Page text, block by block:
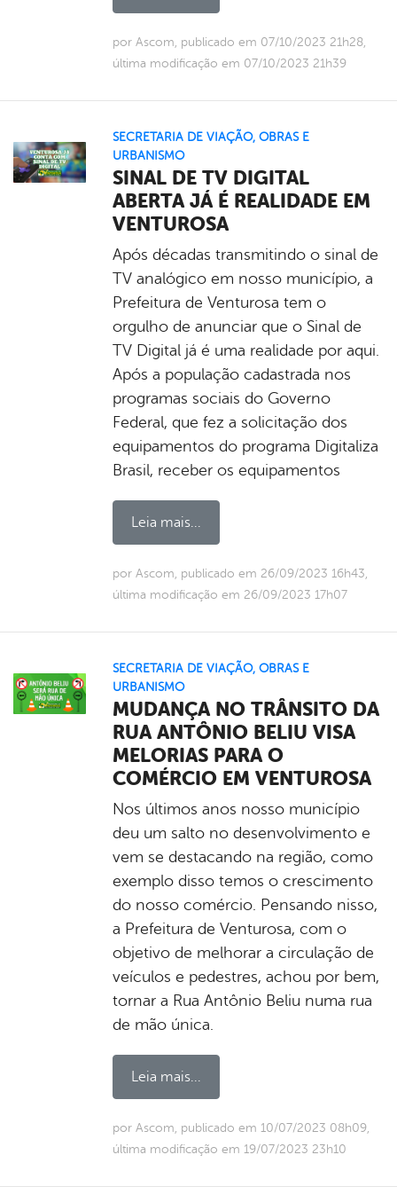
por Ascom, publicado em 07/10/2023 21h28,
última modificação em 07/10/2023 21h39
SECRETARIA DE VIAÇÃO, OBRAS E
URBANISMO
SINAL DE TV DIGITAL
ABERTA JÁ É REALIDADE EM
VENTUROSA
Após décadas transmitindo o sinal de
TV analógico em nosso município, a
Prefeitura de Venturosa tem o
orgulho de anunciar que o Sinal de
TV Digital já é uma realidade por aqui.
Após a população cadastrada nos
programas sociais do Governo
Federal, que fez a solicitação dos
equipamentos do programa Digitaliza
Brasil, receber os equipamentos
Leia mais...
por Ascom, publicado em 26/09/2023 16h43,
última modificação em 26/09/2023 17h07
SECRETARIA DE VIAÇÃO, OBRAS E
URBANISMO
MUDANÇA NO TRÂNSITO DA
RUA ANTÔNIO BELIU VISA
MELORIAS PARA O
COMÉRCIO EM VENTUROSA
Nos últimos anos nosso município
deu um salto no desenvolvimento e
vem se destacando na região, como
exemplo disso temos o crescimento
do nosso comércio. Pensando nisso,
a Prefeitura de Venturosa, com o
objetivo de melhorar a circulação de
veículos e pedestres, achou por bem,
tornar a Rua Antônio Beliu numa rua
de mão única.
Leia mais...
por Ascom, publicado em 10/07/2023 08h09,
última modificação em 19/07/2023 23h10